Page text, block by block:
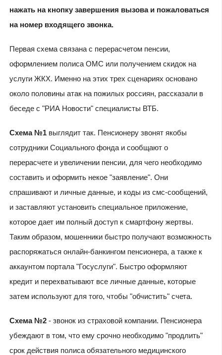
нажать на кнопку завершения вызова и пожаловаться
на номер входящего звонка.
Первая схема связана с перерасчетом пенсии,
оформлением полиса ОМС или получением скидок на
услуги ЖКХ. Именно на этих трех сценариях основано
около половины атак на пожилых россиян, рассказали в
беседе с "РИА Новости" специалисты ВТБ.
Схема №1выглядит так. Пенсионеру звонят якобы
сотрудники Социального фонда и сообщают о
перерасчете и увеличении пенсии, для чего необходимо
составить и оформить некое "заявление". Они
спрашивают и личные данные, и коды из смс-сообщений,
и заставляют установить специальное приложение,
которое дает им полный доступ к смартфону жертвы.
Таким образом, мошенники быстро получают возможность
распоряжаться онлайн-банкингом пенсионера, а также к
аккаунтом портала "Госуслуги". Быстро оформляют
кредит и перехватывают все личные данные, которые
затем используют для того, чтобы "обчистить" счета.
Схема №2- звонок из страховой компании. Пенсионера
убеждают в том, что ему срочно необходимо "продлить"
срок действия полиса обязательного медицинского